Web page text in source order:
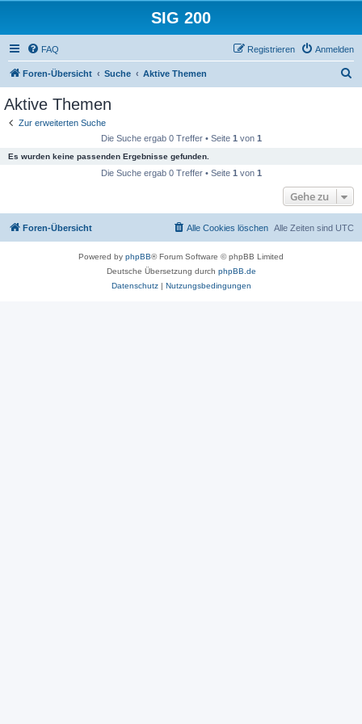
SIG 200
FAQ Anmelden
Registrieren
Foren-Übersicht Suche Aktive Themen
Aktive Themen
Zur erweiterten Suche
Die Suche ergab 0 Treffer • Seite 1 von 1
Es wurden keine passenden Ergebnisse gefunden.
Die Suche ergab 0 Treffer • Seite 1 von 1
Gehe zu
Foren-Übersicht Alle Zeiten sind UTC
Alle Cookies löschen
Powered by phpBB® Forum Software © phpBB Limited
Deutsche Übersetzung durch phpBB.de
Datenschutz| Nutzungsbedingungen